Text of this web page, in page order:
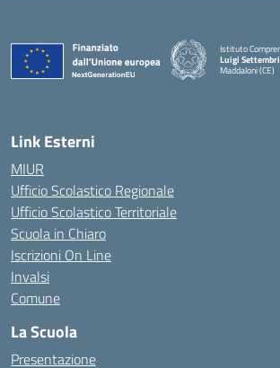
Istituto
Luigi
Maddaloni (CE)
Link Esterni
MIUR
Ufficio Scolastico Regionale
Ufficio Scolastico Territoriale
Scuola in Chiaro
Iscrizioni On Line
Invalsi
Comune
La Scuola
Presentazione